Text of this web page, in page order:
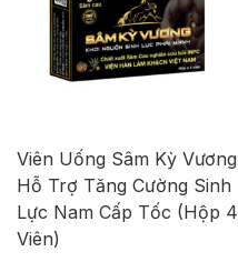
Viên Uống Sâm Kỳ Vương
Hỗ Trợ Tăng Cường Sinh
Lực Nam Cấp Tốc (Hộp 4
Viên)